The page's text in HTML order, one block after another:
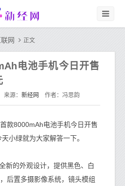
网 正文
电池手机今日开售
来源： 新经网 作者：冯思韵
款8000mAh电池手机今日开售
小绿就为大家解答一下。
的外观设计，提供黑色、白
后置多摄影像系统，镜头模组